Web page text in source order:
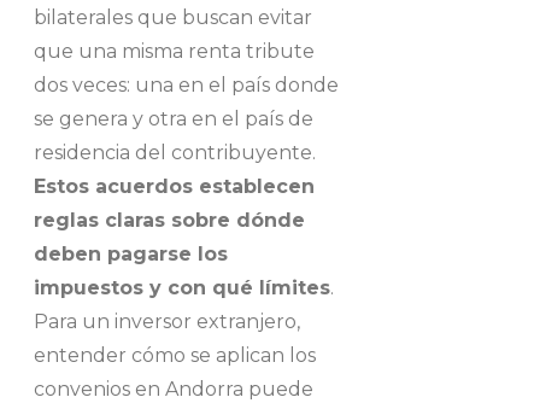
bilaterales que buscan evitar
que una misma renta tribute
dos veces: una en el país donde
se genera y otra en el país de
residencia del contribuyente.
Estos acuerdos establecen
reglas claras sobre dónde
deben pagarse los
impuestos y con qué límites.
Para un inversor extranjero,
entender cómo se aplican los
convenios en Andorra puede